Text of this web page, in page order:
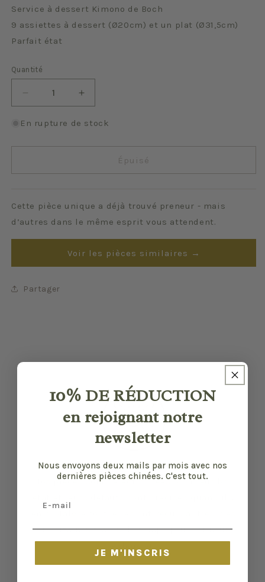
Service à dessert Kimono de Boch
9 assiettes à dessert (Ø20cm) et un plat (Ø31,5cm)
Parfait état
Quantité
Quantité
Réduire
la
quantité
Kimono
de
plat)
Augmenter
la
quantité
Kimono
de
plat)
En rupture de stock
Épuisé
Cette pièce unique a déjà trouvé preneur - mais
d’autres dans le même esprit vous attendent.
Voir les pièces similaires →
Partager
Nos pièces sont sélectionnées pour leur bon
et certaines traces du temps peuvent nous
10% DE RÉDUCTION
en rejoignant notre
newsletter
Nous envoyons deux mails par mois avec nos
dernières pièces chinées. C'est tout.
JE M'INSCRIS